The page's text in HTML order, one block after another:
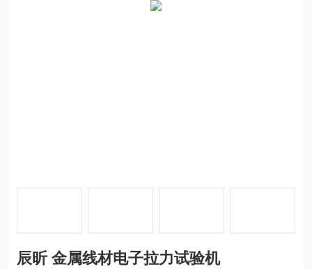
辰昕 金属线材电子拉力试验机